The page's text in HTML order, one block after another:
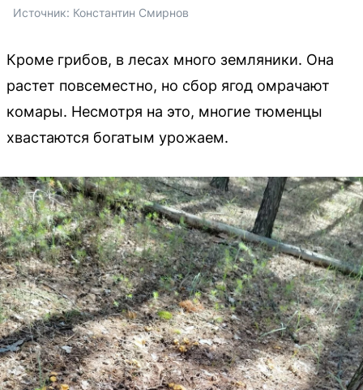
Источник: Константин Смирнов
Кроме грибов, в лесах много земляники. Она
растет повсеместно, но сбор ягод омрачают
комары. Несмотря на это, многие тюменцы
хвастаются богатым урожаем.